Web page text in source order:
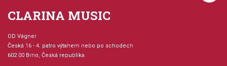
CLARINA MUSIC
OD Vágner
Česká 16 - 4. patro výtahem nebo po schodech
602 00 Brno, Česká republika